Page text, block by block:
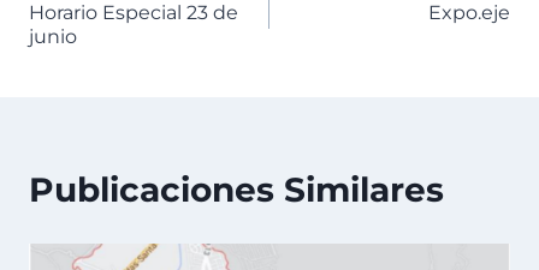
Horario Especial 23 de
junio
Expo.eje
Publicaciones Similares